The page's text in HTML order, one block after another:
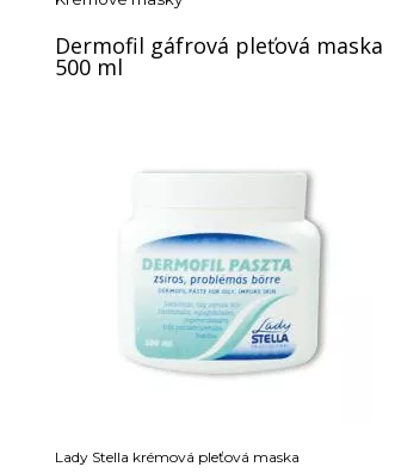
Dermofil gáfrová pleťová maska
500 ml
Lady Stella krémová pleťová maska